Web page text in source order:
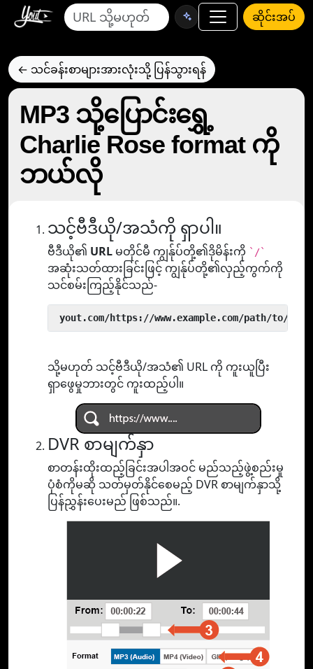
ဆိုင်းအပ်
← သင်ခန်းစာများအားလုံးသို့ ပြန်သွားရန်
MP3 သို့ပြောင်းရွှေ့
Charlie Rose format ကို
ဘယ်လို
သင့်ဗီဒီယို/အသံကို ရှာပါ။
ဗီဒီယို၏ URL မတိုင်မီ ကျွန်ုပ်တို့၏ဒိုမိန်းကို `/`
အဆုံးသတ်ထားခြင်းဖြင့် ကျွန်ုပ်တို့၏လှည့်ကွက်ကို
သင်စမ်းကြည့်နိုင်သည်-
yout.com/https://www.example.com/path/to/
သို့မဟုတ် သင့်ဗီဒီယို/အသံ၏ URL ကို ကူးယူပြီး
ရှာဖွေမှုဘားတွင် ကူးထည့်ပါ။
DVR စာမျက်နှာ
စာတန်းထိုးထည့်ခြင်းအပါအဝင် မည်သည့်ဖွဲ့စည်းမှု
ပုံစံကိုမဆို သတ်မှတ်နိုင်စေမည့် DVR စာမျက်နှာသို့
ပြန်ညွှန်းပေးမည် ဖြစ်သည်။.